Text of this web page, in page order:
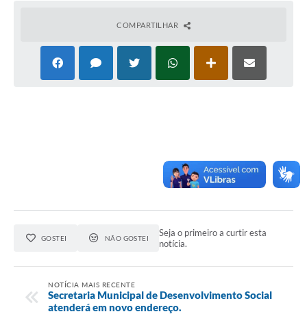
COMPARTILHAR
GOSTEI NÃO GOSTEI
Seja o primeiro a curtir esta
notícia.
NOTÍCIA MAIS RECENTE
Secretaria Municipal de Desenvolvimento Social
atenderá em novo endereço.